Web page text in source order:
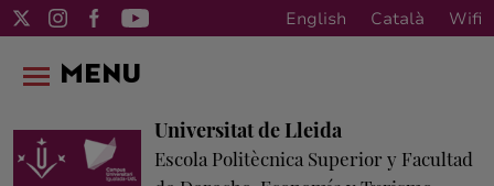
English Català Wifi
Universitat de Lleida
Escola Politècnica Superior y Facultad
MENU